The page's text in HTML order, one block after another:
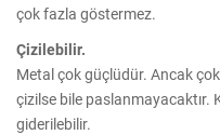
çok fazla göstermez.
Çizilebilir.
Metal çok güçlüdür. Ancak
çizilse bile paslanmayacaktır.
giderilebilir.